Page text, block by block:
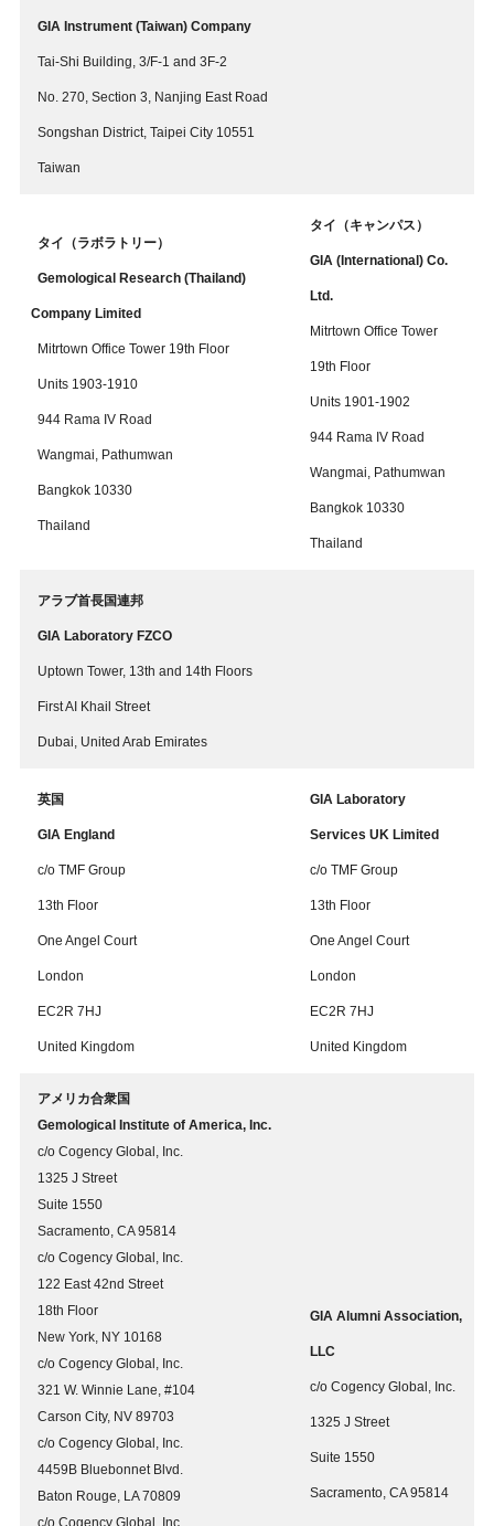
GIA Instrument (Taiwan) Company
Tai-Shi Building, 3/F-1 and 3F-2
No. 270, Section 3, Nanjing East Road
Songshan District, Taipei City 10551
Taiwan
タイ（ラボラトリー）
Gemological Research (Thailand)
Company Limited
Mitrtown Office Tower 19th Floor
Units 1903-1910
944 Rama IV Road
Wangmai, Pathumwan
Bangkok 10330
Thailand
タイ（キャンパス）
GIA (International) Co.
Ltd.
Mitrtown Office Tower
19th Floor
Units 1901-1902
944 Rama IV Road
Wangmai, Pathumwan
Bangkok 10330
Thailand
アラブ首長国連邦
GIA Laboratory FZCO
Uptown Tower, 13th and 14th Floors
First AI Khail Street
Dubai, United Arab Emirates
英国
GIA England
c/o TMF Group
13th Floor
One Angel Court
London
EC2R 7HJ
United Kingdom
GIA Laboratory
Services UK Limited
c/o TMF Group
13th Floor
One Angel Court
London
EC2R 7HJ
United Kingdom
アメリカ合衆国
Gemological Institute of America, Inc.
c/o Cogency Global, Inc.
1325 J Street
Suite 1550
Sacramento, CA 95814
c/o Cogency Global, Inc.
122 East 42nd Street
18th Floor
New York, NY 10168
c/o Cogency Global, Inc.
321 W. Winnie Lane, #104
Carson City, NV 89703
c/o Cogency Global, Inc.
4459B Bluebonnet Blvd.
Baton Rouge, LA 70809
c/o Cogency Global, Inc.
GIA Alumni Association,
LLC
c/o Cogency Global, Inc.
1325 J Street
Suite 1550
Sacramento, CA 95814